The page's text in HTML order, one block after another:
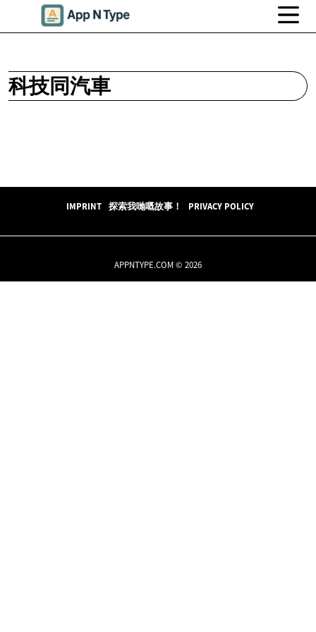
科技同汽車
IMPRINT 探索我哋嘅故事！ PRIVACY POLICY
APPNTYPE.COM © 2026